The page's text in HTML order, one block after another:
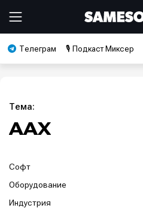
Телеграм 🎙️ Подкаст Миксер
Тема:
AAX
Софт
Оборудование
Индустрия